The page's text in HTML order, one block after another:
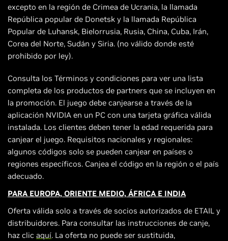
excepto en la región de Crimea de Ucrania, la llamada
República popular de Donetsk y la llamada República
Popular de Luhansk, Bielorrusia, Rusia, China, Cuba, Irán,
Corea del Norte, Sudán y Siria. (no válido donde esté
prohibido por ley).
Consulta los Términos y condiciones para ver una lista
completa de los productos de partners que se incluyen en
la promoción. El juego debe canjearse a través de la
aplicación NVIDIA en un PC con una tarjeta gráfica válida
instalada. Los clientes deben tener la edad requerida para
canjear el juego. Requisitos nacionales y regionales:
algunos códigos solo se pueden canjear en países o
regiones específicos. Canjea el código en la región o el país
adecuado.
PARA EUROPA, ORIENTE MEDIO, ÁFRICA E INDIA
Oferta válida solo a través de socios autorizados de ETAIL y
distribuidores. Para consultar las instrucciones de canje,
haz clic aquí. La oferta no puede ser sustituida,